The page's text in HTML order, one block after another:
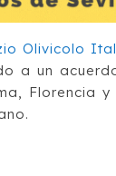
Olivicolo
a un
Florencia